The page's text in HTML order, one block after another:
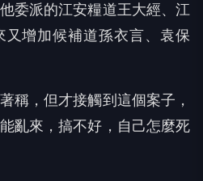
委派的江安糧道王大經、江
增加候補道孫衣言、袁保
稱，但才接觸到這個案子，
亂來，搞不好，自己怎麼死